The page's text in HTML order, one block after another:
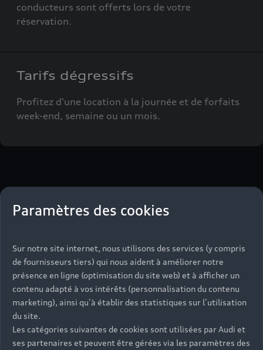
Paramètres des cookies
Sur notre site internet, nous utilisons des services (y compris
de fournisseurs tiers) qui nous aident à améliorer notre
présence en ligne (optimisation du site web) et à afficher un
contenu adapté à vos intérêts (personnalisation du contenu
marketing), ainsi qu’à établir des statistiques sur l’utilisation
du site.
Les catégories suivantes de cookies sont utilisées par Audi et
ses partenaires et peuvent être gérées via les paramètres des
conducteurs sont offerts lors de votre
réservation.
Tarifs dégressifs
Profitez d'une location à la journée et de forfaits
week-end, semaine ou un mois.
en toute simplicité
avec Audi rent